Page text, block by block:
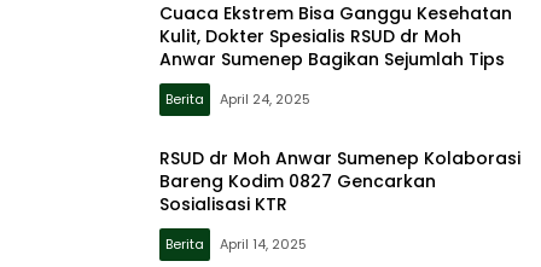
Cuaca Ekstrem Bisa Ganggu Kesehatan
Kulit, Dokter Spesialis RSUD dr Moh
Anwar Sumenep Bagikan Sejumlah Tips
Berita April 24, 2025
RSUD dr Moh Anwar Sumenep Kolaborasi
Bareng Kodim 0827 Gencarkan
Sosialisasi KTR
Berita April 14, 2025